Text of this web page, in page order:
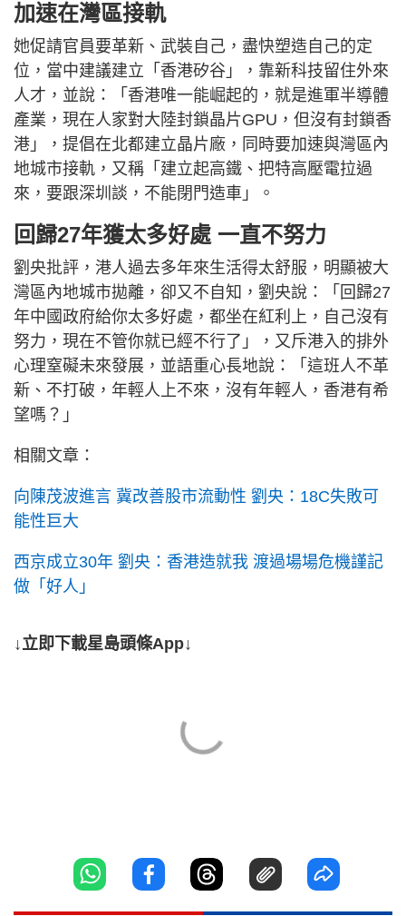
加速在灣區接軌
她促請官員要革新、武裝自己，盡快塑造自己的定
位，當中建議建立「香港矽谷」，靠新科技留住外來
人才，並說：「香港唯一能崛起的，就是進軍半導體
產業，現在人家對大陸封鎖晶片GPU，但沒有封鎖香
港」，提倡在北都建立晶片廠，同時要加速與灣區內
地城市接軌，又稱「建立起高鐵、把特高壓電拉過
來，要跟深圳談，不能閉門造車」。
回歸27年獲太多好處 一直不努力
劉央批評，港人過去多年來生活得太舒服，明顯被大
灣區內地城市拋離，卻又不自知，劉央說：「回歸27
年中國政府給你太多好處，都坐在紅利上，自己沒有
努力，現在不管你就已經不行了」，又斥港入的排外
心理窒礙未來發展，並語重心長地說：「這班人不革
新、不打破，年輕人上不來，沒有年輕人，香港有希
望嗎？」
相關文章：
向陳茂波進言 冀改善股市流動性 劉央：18C失敗可
能性巨大
西京成立30年 劉央：香港造就我 渡過場場危機謹記
做「好人」
↓立即下載星島頭條App↓